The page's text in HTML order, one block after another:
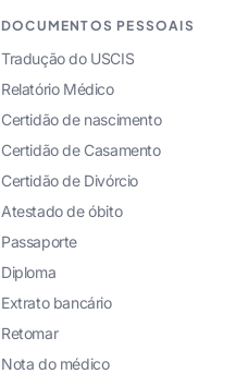
DOCUMENTOS PESSOAIS
Tradução do USCIS
Relatório Médico
Certidão de nascimento
Certidão de Casamento
Certidão de Divórcio
Atestado de óbito
Passaporte
Diploma
Extrato bancário
Retomar
Nota do médico